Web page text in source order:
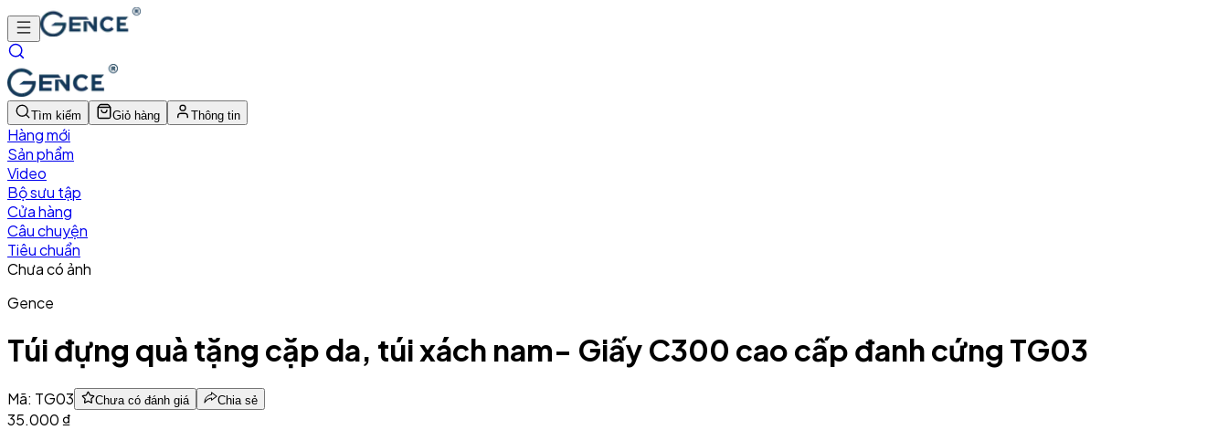
Tìm kiếm Giỏ hàng Thông tin
Hàng mới
Sản phẩm
Video
Bộ sưu tập
Cửa hàng
Câu chuyện
Tiêu chuẩn
Chưa có ảnh
Gence
Túi đựng quà tặng cặp da, túi xách nam- Giấy C300 cao cấp đanh cứng TG03
Mã: TG03 Chưa có đánh giá Chia sẻ
35.000 ₫